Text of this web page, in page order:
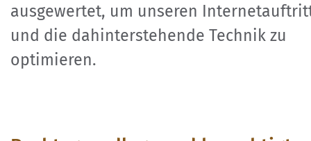
ausgewertet, um unseren
und die dahinterstehende Technik zu
optimieren.